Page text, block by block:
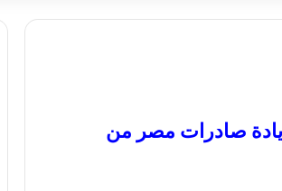
زيادة صادرات مصر من